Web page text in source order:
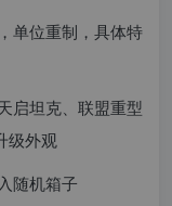
单位重制，具体特
启坦克、联盟重型
级外观
随机箱子